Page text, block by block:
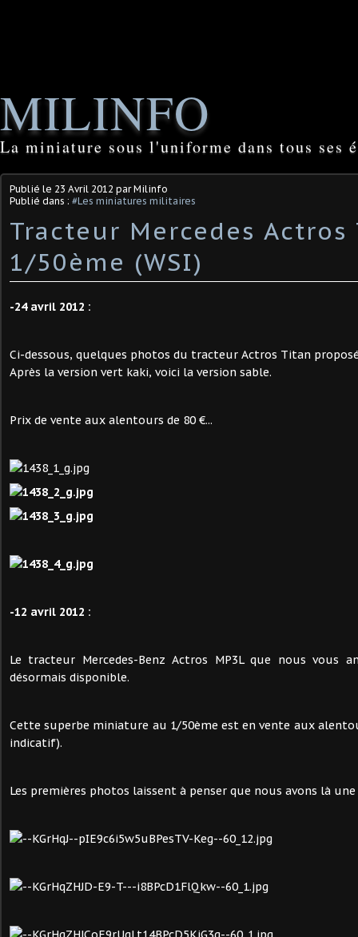
MILINFO
La miniature sous l'uniforme dans tous ses
Publié le 23 Avril 2012 par Milinfo
Publié dans : #Les miniatures militaires
Tracteur Mercedes
1/50ème (WSI)
-24 avril 2012 :
Ci-dessous, quelques photos du tracteur Actros Titan
Après la version vert kaki, voici la version sable.
Prix de vente aux alentours de 80 €...
-12 avril 2012 :
Le tracteur Mercedes-Benz Actros MP3L que nous vous
désormais disponible.
Cette superbe miniature au 1/50ème est en vente aux
indicatif).
Les premières photos laissent à penser que nous avons là